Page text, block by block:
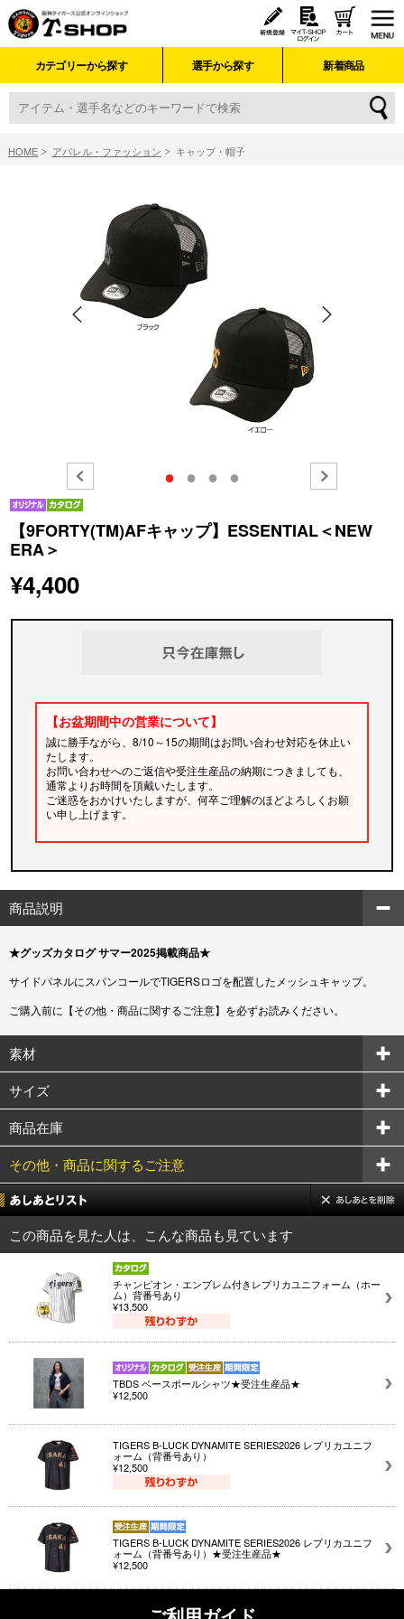
カテゴリーから探す 選手から探す 新着商品
HOME アパレル・ファッション キャップ・帽子
● ● ● ●
【9FORTY(TM)AFキャップ】ESSENTIAL＜NEW
ERA＞
¥4,400
【お盆期間中の営業について】
誠に勝手ながら、8/10～15の期間はお問い合わせ対応を休止い
たします。
お問い合わせへのご返信や受注生産品の納期につきましても、
通常よりお時間を頂戴いたします。
ご迷惑をおかけいたしますが、何卒ご理解のほどよろしくお願
い申し上げます。
商品説明
★グッズカタログ サマー2025掲載商品★
サイドパネルにスパンコールでTIGERSロゴを配置したメッシュキャップ。
ご購入前に【その他・商品に関するご注意】を必ずお読みください。
素材
サイズ
商品在庫
その他・商品に関するご注意
この商品を見た人は、こんな商品も見ています
チャンピオン・エンブレム付きレプリカユニフォーム（ホー
ム）背番号あり
¥13,500
TBDS ベースボールシャツ★受注生産品★
¥12,500
TIGERS B-LUCK DYNAMITE SERIES2026 レプリカユニフ
ォーム（背番号あり）
¥12,500
TIGERS B-LUCK DYNAMITE SERIES2026 レプリカユニフ
ォーム（背番号あり）★受注生産品★
¥12,500